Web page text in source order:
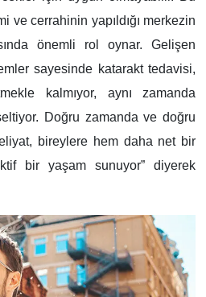
ve cerrahinin yapıldığı merkezin
önemli rol oynar. Gelişen
sayesinde katarakt tedavisi,
kalmıyor, aynı zamanda
Doğru zamanda ve doğru
bireylere hem daha net bir
bir yaşam sunuyor” diyerek